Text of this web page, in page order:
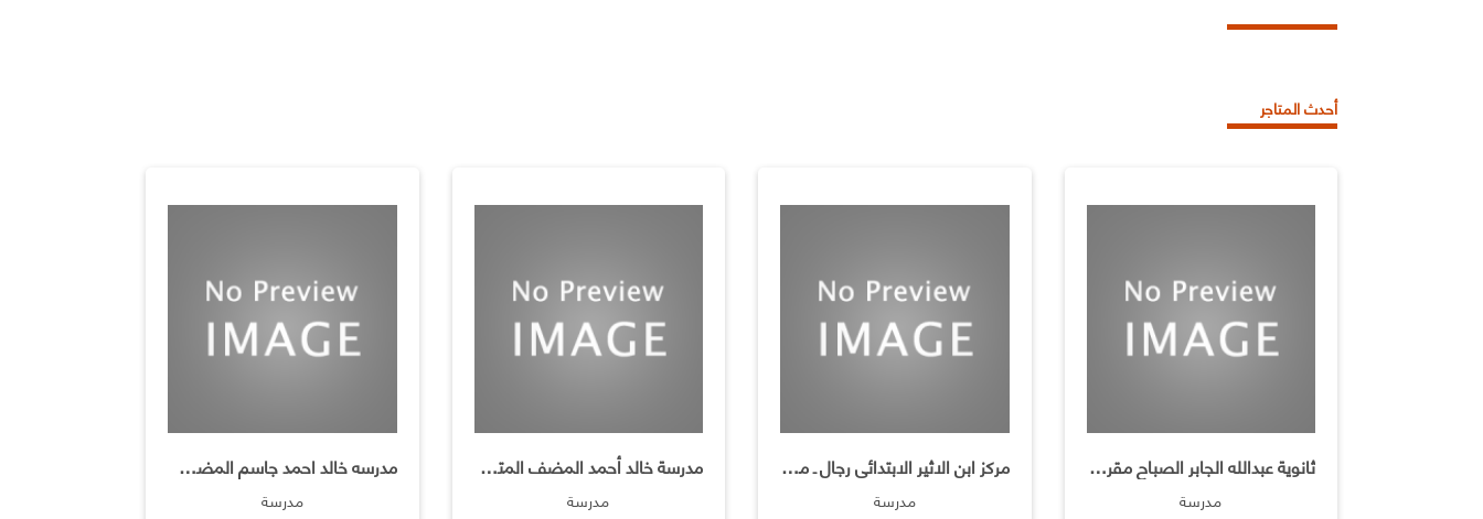
أحدث المتاجر
ثانوية عبدالله الجابر الصباح مقررات بنين
مدرسة
مركز ابن الاثير الابتدائى رجال ـ محو الاميه
مدرسة
مدرسة خالد أحمد المضف المتوسطه بنين
مدرسة
مدرسه خالد احمد جاسم المضف المتوسطه بنين
مدرسة